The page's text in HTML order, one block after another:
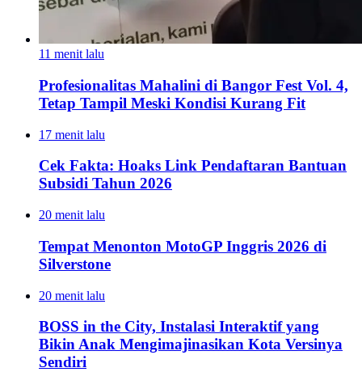
11 menit lalu
Profesionalitas Mahalini di Bangor Fest Vol. 4,
Tetap Tampil Meski Kondisi Kurang Fit
17 menit lalu
Cek Fakta: Hoaks Link Pendaftaran Bantuan
Subsidi Tahun 2026
20 menit lalu
Tempat Menonton MotoGP Inggris 2026 di
Silverstone
20 menit lalu
BOSS in the City, Instalasi Interaktif yang
Bikin Anak Mengimajinasikan Kota Versinya
Sendiri